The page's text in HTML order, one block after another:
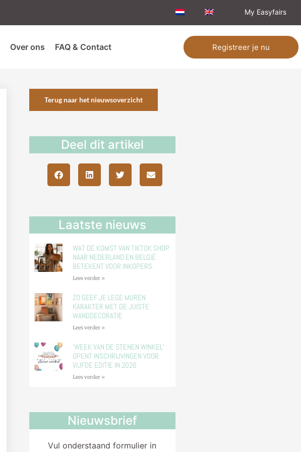
My Easyfairs
Over ons FAQ & Contact Registreer je nu
Terug naar het nieuwsoverzicht
Deel dit artikel
Laatste nieuws
WAT DE KOMST VAN TIKTOK SHOP
NAAR NEDERLAND EN BELGIË
BETEKENT VOOR INKOPERS.
Lees verder »
ZO GEEF JE LEGE MUREN
KARAKTER MET DE JUISTE
WANDDECORATIE
Lees verder »
‘WEEK VAN DE STENEN WINKEL’
OPENT INSCHRIJVINGEN VOOR
VIJFDE EDITIE IN 2026
Lees verder »
Nieuwsbrief
Vul onderstaand formulier in